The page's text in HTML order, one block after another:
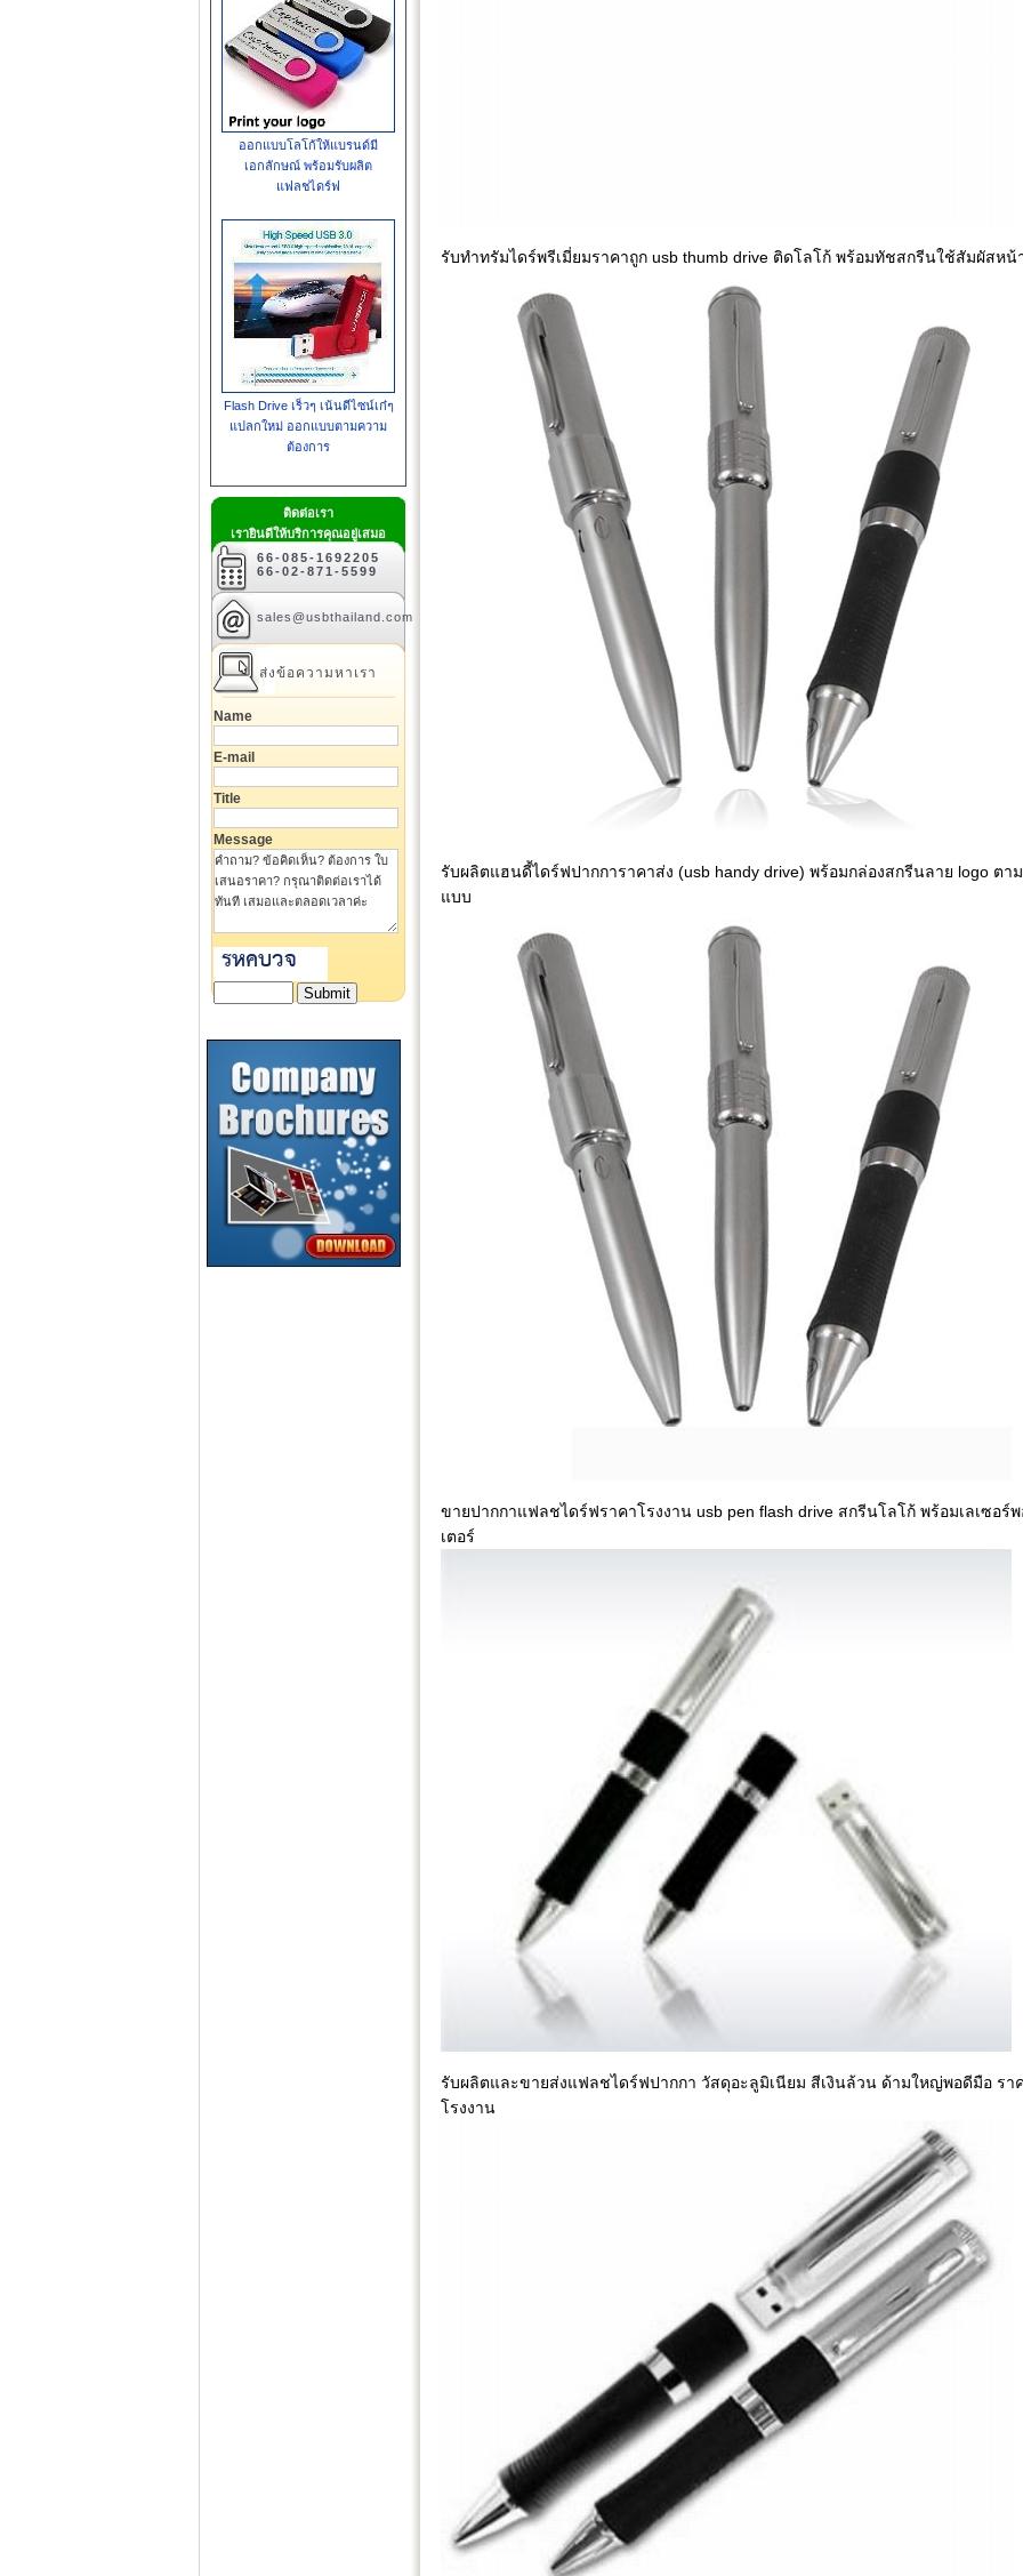
รับทำทรัมไดร์พรีเมี่ยมราคาถูก usb thumb drive ติดโลโก้ พร้อมทัชสกรีนใช้สัมผัสหน้
รับผลิตแฮนดี้ไดร์ฟปากการาคาส่ง (usb handy drive) พร้อมกล่องสกรีนลาย logo ตา
แบบ
ขายปากกาแฟลชไดร์ฟราคาโรงงาน usb pen flash drive สกรีนโลโก้ พร้อมเลเซอร์
เตอร์
รับผลิตและขายส่งแฟลชไดร์ฟปากกา วัสดุอะลูมิเนียม สีเงินล้วน ด้ามใหญ่พอดีมือ รา
โรงงาน
ออกแบบโลโก้ให้แบรนด์มี
เอกลักษณ์ พร้อมรับผลิต
แฟลชไดร์ฟ
Flash Drive เร็วๆ เน้นดีไซน์เก๋ๆ
แปลกใหม่ ออกแบบตามความ
ต้องการ
ติดต่อเรา
เรายินดีให้บริการคุณอยู่เสมอ
66-085-1692205
66-02-871-5599
sales@usbthailand.com
ส่งข้อความหาเรา
Name
E-mail
Title
Message